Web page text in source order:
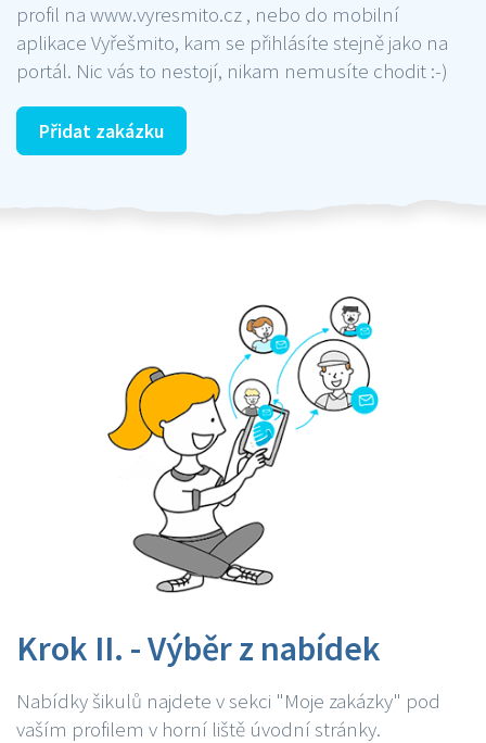
profil na www.vyresmito.cz , nebo do mobilní
aplikace Vyřešmito, kam se přihlásíte stejně jako na
portál. Nic vás to nestojí, nikam nemusíte chodit :-)
Přidat zakázku
Krok II. - Výběr z nabídek
Nabídky šikulů najdete v sekci "Moje zakázky" pod
vaším profilem v horní liště úvodní stránky.